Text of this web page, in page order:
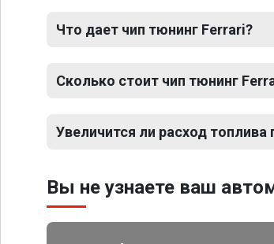
Что дает чип тюнинг Ferrari?
Сколько стоит чип тюнинг
Увеличится ли расход
Вы не узнаете ваш